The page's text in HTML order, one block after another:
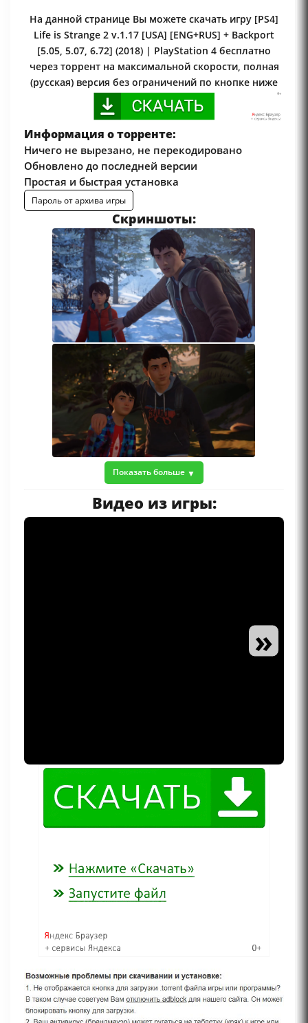
На данной странице Вы можете скачать игру [PS4]
Life is Strange 2 v.1.17 [USA] [ENG+RUS] + Backport
[5.05, 5.07, 6.72] (2018) | PlayStation 4 бесплатно
через торрент на максимальной скорости, полная
(русская) версия без ограничений по кнопке ниже
Информация о торренте:
Ничего не вырезано, не перекодировано
Обновлено до последней версии
Простая и быстрая установка
Пароль от архива игры
Скриншоты:
Показать больше
Видео из игры:
»